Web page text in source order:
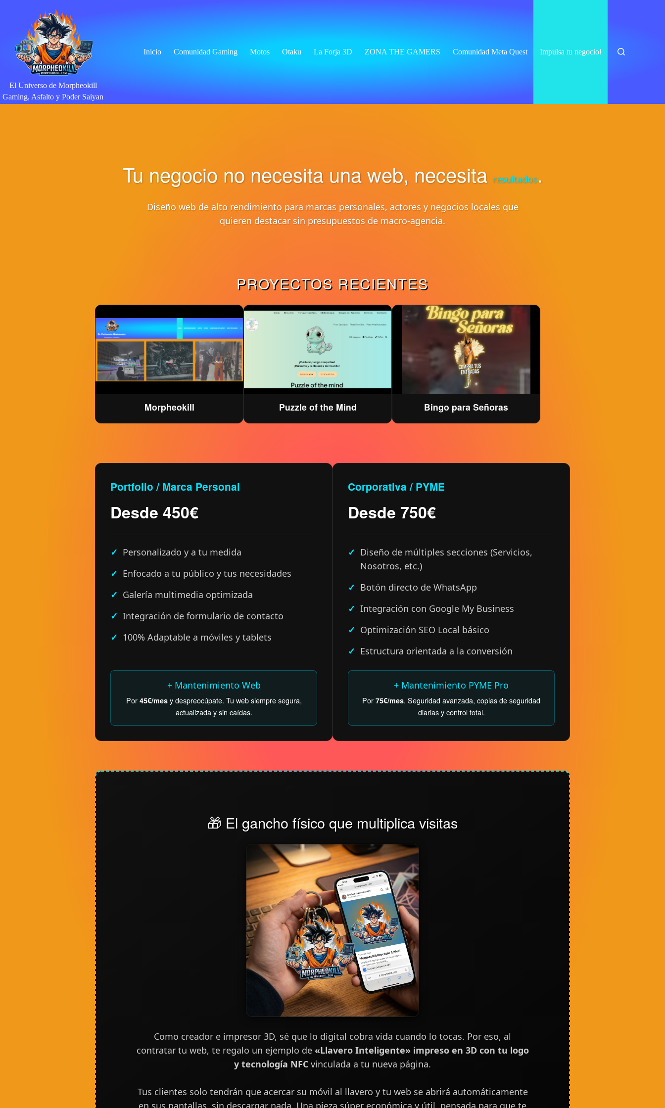
El Universo de Morpheokill
Gaming, Asfalto y Poder Saiyan
Inicio Comunidad Gaming Motos Otaku La Forja 3D ZONA THE GAMERS Comunidad Meta Quest Impulsa tu negocio!
Tu negocio no necesita una web, necesita resultados.
Diseño web de alto rendimiento para marcas personales, actores y negocios locales que
quieren destacar sin presupuestos de macro-agencia.
PROYECTOS RECIENTES
Morpheokill Puzzle of the Mind Bingo para Señoras
Portfolio / Marca Personal
Desde 450€
Personalizado y a tu medida
Enfocado a tu público y tus necesidades
Galería multimedia optimizada
Integración de formulario de contacto
100% Adaptable a móviles y tablets
+ Mantenimiento Web
Por 45€/mesy despreocúpate. Tu web siempre segura,
actualizada y sin caídas.
Corporativa / PYME
Desde 750€
Diseño de múltiples secciones (Servicios,
Nosotros, etc.)
Botón directo de WhatsApp
Integración con Google My Business
Optimización SEO Local básico
Estructura orientada a la conversión
+ Mantenimiento PYME Pro
Por 75€/mes. Seguridad avanzada, copias de seguridad
diarias y control total.
🎁 El gancho físico que multiplica visitas
Como creador e impresor 3D, sé que lo digital cobra vida cuando lo tocas. Por eso, al
contratar tu web, te regalo un ejemplo de «Llavero Inteligente» impreso en 3D con tu logo
y tecnología NFC vinculada a tu nueva página.
Tus clientes solo tendrán que acercar su móvil al llavero y tu web se abrirá automáticamente
en sus pantallas, sin descargar nada. Una pieza súper económica y útil, pensada para que te